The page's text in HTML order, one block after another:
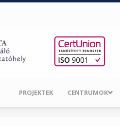
PROJEKTEK CENTRUMOK